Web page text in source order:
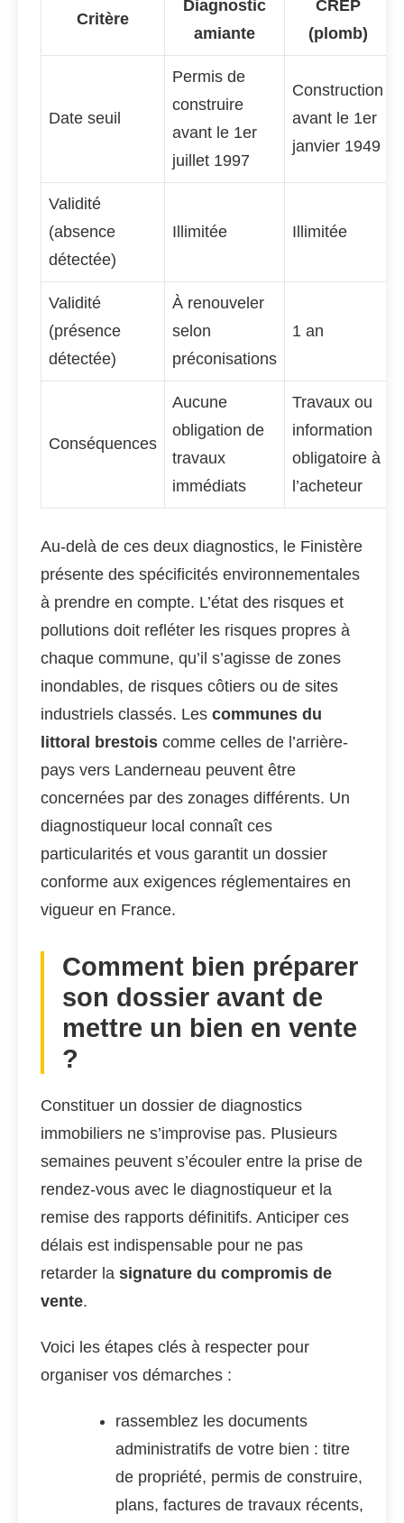
Critère
Diagnostic
amiante
CREP
(plomb)
Date seuil
Permis de
construire
avant le 1er
juillet 1997
Construction
avant le 1er
janvier 1949
Validité
(absence
détectée)
Illimitée Illimitée
Validité
(présence
détectée)
À renouveler
selon
préconisations
1 an
Conséquences
Aucune
obligation de
travaux
immédiats
Travaux ou
information
obligatoire à
l’acheteur
Au-delà de ces deux diagnostics, le Finistère
présente des spécificités environnementales
à prendre en compte. L’état des risques et
pollutions doit refléter les risques propres à
chaque commune, qu’il s’agisse de zones
inondables, de risques côtiers ou de sites
industriels classés. Les communes du
littoral brestois comme celles de l’arrière-
pays vers Landerneau peuvent être
concernées par des zonages différents. Un
diagnostiqueur local connaît ces
particularités et vous garantit un dossier
conforme aux exigences réglementaires en
vigueur en France.
Comment bien préparer
son dossier avant de
mettre un bien en vente
?
Constituer un dossier de diagnostics
immobiliers ne s’improvise pas. Plusieurs
semaines peuvent s’écouler entre la prise de
rendez-vous avec le diagnostiqueur et la
remise des rapports définitifs. Anticiper ces
délais est indispensable pour ne pas
retarder la signature du compromis de
vente.
Voici les étapes clés à respecter pour
organiser vos démarches :
rassemblez les documents
administratifs de votre bien : titre
de propriété, permis de construire,
plans, factures de travaux récents,